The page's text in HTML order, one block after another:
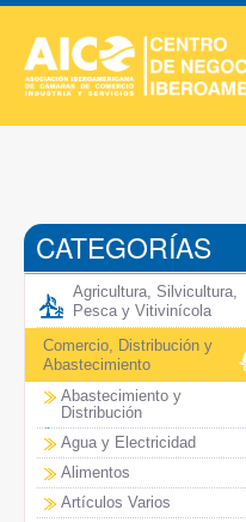
CATEGORÍAS
Agricultura, Silvicultura,
Pesca y Vitivinícola
Comercio, Distribución y
Abastecimiento
Abastecimiento y
Distribución
Agua y Electricidad
Alimentos
Artículos Varios